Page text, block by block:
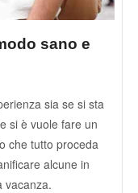
sano e
sia se si sta
si è vuole fare un
che tutto proceda
alcune in
vacanza.